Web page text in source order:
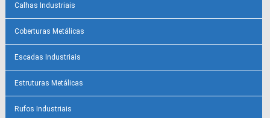
Calhas Industriais
Coberturas Metálicas
Escadas Industriais
Estruturas Metálicas
Rufos Industriais